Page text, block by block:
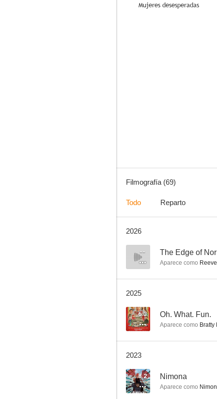
Mujeres desesperadas
Filmografía (69)
Todo Reparto
2026
-- The Edge of
Aparece como
2025
6.3 Oh. What. Fun.
Aparece como Bratty
2023
8.2 Nimona
Aparece como